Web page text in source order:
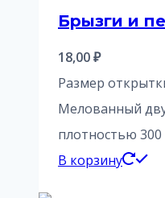
Брызги и
18,00₽
Размер
Мелованный
плотностью 300
В корзину